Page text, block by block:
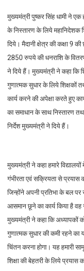
मुख्यमंत्री पुष्कर सिंह धामी ने एक
के निस्तारण के लिये महानिदेशक
दिये। मैदानी क्षेत्र की कक्षा 9
2850 रुपये की धनराशि के
ने दिये हैं। मुख्यमंत्री ने कहा कि
गुणात्मक सुधार के लिये शिक्षकों
कार्य करने की अपेक्षा करते हुए
का समाधान के साथ निस्तारण
निर्देश मुख्यमंत्री ने दिये हैं।
मुख्यमंत्री ने कहा हमारे
गंभीरता एवं सक्रियता से प्रयास
जिन्होंने अपनी प्रतिभा के बल
आसमान छूने का कार्य किया है
मुख्यमंत्री ने कहा कि अध्यापकों
गुणात्मक सुधार की कमी रहने
चिंतन करना होगा। यह हमारी
शिक्षा की बेहतरी के लिये प्रयास